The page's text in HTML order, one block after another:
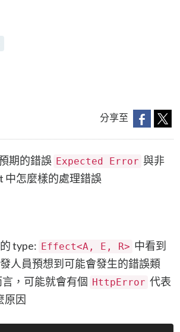
分享至
期的錯誤 Expected Error 與非
中怎麼樣的處理錯誤
type: Effect<A, E, R> 中看到
人員預想到可能會發生的錯誤類
言，可能就會有個 HttpError 代表
原因